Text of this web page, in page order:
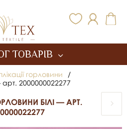
ТОВАРІВ
горловини
/
арт. 2000000022277
БІЛІ — АРТ.